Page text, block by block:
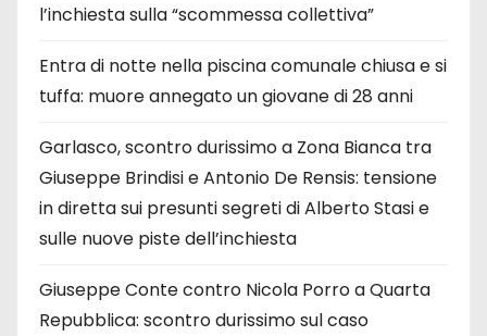
l’inchiesta sulla “scommessa collettiva”
Entra di notte nella piscina comunale chiusa e si
tuffa: muore annegato un giovane di 28 anni
Garlasco, scontro durissimo a Zona Bianca tra
Giuseppe Brindisi e Antonio De Rensis: tensione
in diretta sui presunti segreti di Alberto Stasi e
sulle nuove piste dell’inchiesta
Giuseppe Conte contro Nicola Porro a Quarta
Repubblica: scontro durissimo sul caso